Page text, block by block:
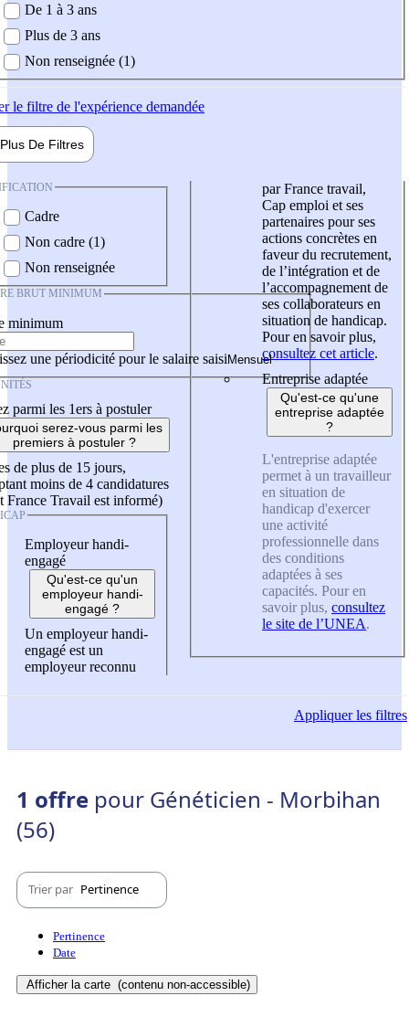
De 1 à 3 ans
Plus de 3 ans
Non renseignée (1)
le filtre de l'expérience demandée
Plus De Filtres
Cadre
Non cadre (1)
Non renseignée
BRUT MINIMUM
minimum
une périodicité pour le salaire saisi
parmi les 1ers à postuler
serez-vous parmi les
premiers à postuler ?
de plus de 15 jours,
moins de 4 candidatures
France Travail est informé)
Employeur handi-
engagé
Qu'est-ce qu'un
employeur handi-
engagé ?
Un employeur handi-
engagé est un
employeur reconnu
par France travail,
Cap emploi et ses
partenaires pour ses
actions concrètes en
faveur du recrutement,
de l’intégration et de
l’accompagnement de
ses collaborateurs en
situation de handicap.
Pour en savoir plus,
consultez cet article.
Entreprise adaptée
Qu'est-ce qu'une
entreprise adaptée
?
L'entreprise adaptée
permet à un travailleur
en situation de
handicap d'exercer
une activité
professionnelle dans
des conditions
adaptées à ses
capacités. Pour en
savoir plus, consultez
le site de l’UNEA.
Appliquerles filtres
1 offre pour Généticien - Morbihan
(56)
Trier par Pertinence
Pertinence
Date
Afficher la carte (contenu non-accessible)